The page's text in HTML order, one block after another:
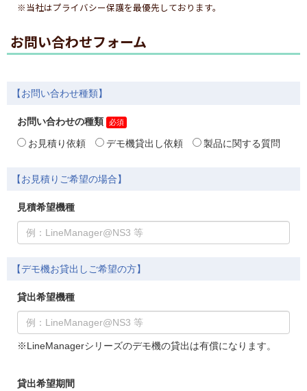
※当社はプライバシー保護を最優先しております。
お問い合わせフォーム